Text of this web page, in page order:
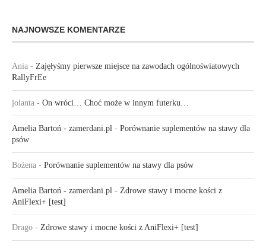
NAJNOWSZE KOMENTARZE
Ania - Zajęłyśmy pierwsze miejsce na zawodach ogólnoświatowych
RallyFrEe
jolanta - On wróci… Choć może w innym futerku…
Amelia Bartoń - zamerdani.pl - Porównanie suplementów na stawy dla
psów
Bożena - Porównanie suplementów na stawy dla psów
Amelia Bartoń - zamerdani.pl - Zdrowe stawy i mocne kości z
AniFlexi+ [test]
Drago - Zdrowe stawy i mocne kości z AniFlexi+ [test]